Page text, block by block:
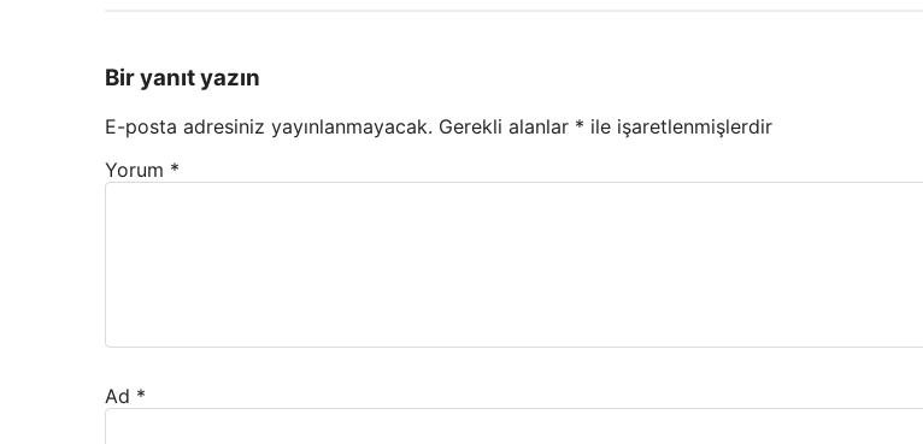
Bir yanıt yazın
E-posta adresiniz yayınlanmayacak. Gerekli alanlar * ile işaretlenmişlerdir
Yorum *
Ad *